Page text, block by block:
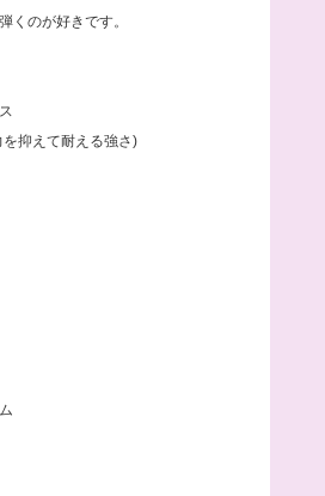
くのが好きです。
を抑えて耐える強さ)